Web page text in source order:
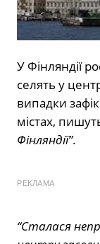
У Фінляндії
селять у
випадки
містах,
Фінляндії”.
РЕКЛАМА
“Сталася